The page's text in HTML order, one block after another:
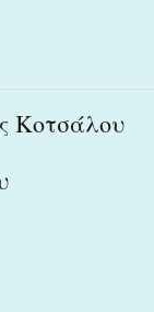
Κοτσάλου